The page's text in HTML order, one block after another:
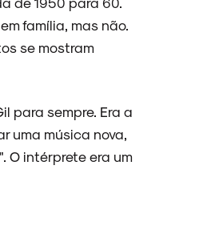
família, mas não.
se mostram
para sempre. Era a
uma música nova,
O intérprete era um